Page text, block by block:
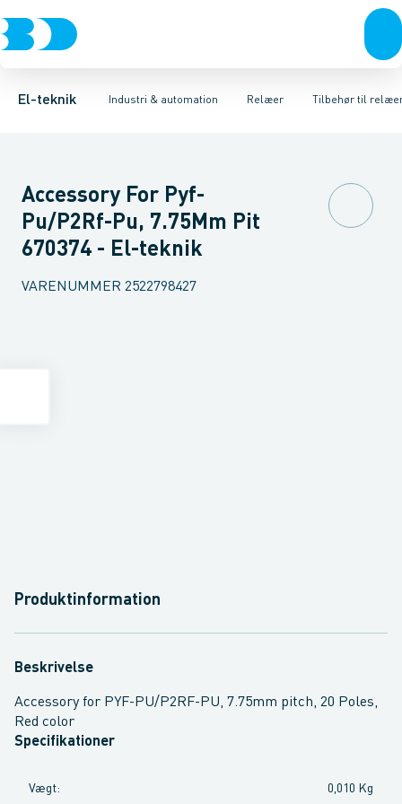
El-teknik Industri & automation
Afbrydere, stikkontakter & lampeudtagForgreningsmateriel
Relæer
Industristiksystemer Frekvensomformere og softstartere
Tilbehør til
TidsrelæTemperaturovervågningsrelæ
Accessory For Pyf-
Pu/P2Rf-Pu, 7.75Mm Pit
670374 - El-teknik
VARENUMMER 2522798427
Produktinformation
Beskrivelse
Accessory for PYF-PU/P2RF-PU, 7.75mm pitch, 20 Poles,
Red color
Specifikationer
Vægt: 0,010 Kg